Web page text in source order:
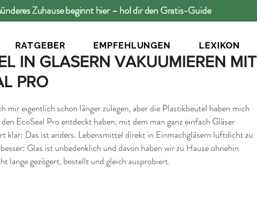
Zuhause beginnt hier – hol dir den Gratis-Guide
RATGEBER EMPFEHLUNGEN LEXIKON
IN GLÄSERN VAKUUMIEREN MIT
PRO
mir eigentlich schon länger zulegen, aber die Plastikbeutel haben mich
EcoSeal Pro entdeckt haben, mit dem man ganz einfach Gläser
klar: Das ist anders. Lebensmittel direkt in Einmachgläsern luftdicht zu
Glas ist unbedenklich und davon haben wir zu Hause ohnehin
lange gezögert, bestellt und gleich ausprobiert.